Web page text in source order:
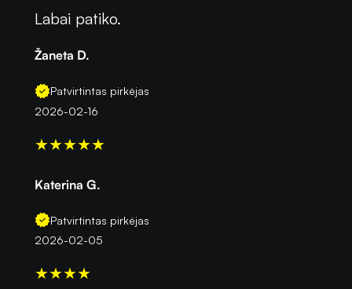
Labai patiko.
Žaneta D.
Patvirtintas pirkėjas
2026-02-16
★★★★★
Katerina G.
Patvirtintas pirkėjas
2026-02-05
★★★★